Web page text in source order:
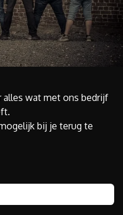
wat met ons bedrijf
bij je terug te